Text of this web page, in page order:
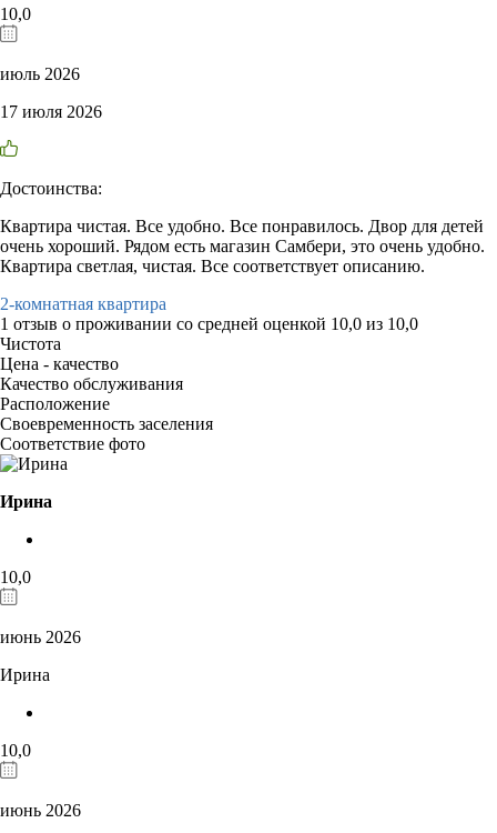
10,0
июль 2026
17 июля 2026
Достоинства:
Квартира чистая. Все удобно. Все понравилось. Двор для детей
очень хороший. Рядом есть магазин Самбери, это очень удобно.
Квартира светлая, чистая. Все соответствует описанию.
2-комнатная квартира
1 отзыв о проживании со средней оценкой 10,0 из 10,0
Чистота
Цена - качество
Качество обслуживания
Расположение
Своевременность заселения
Соответствие фото
Ирина
10,0
июнь 2026
Ирина
10,0
июнь 2026